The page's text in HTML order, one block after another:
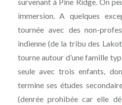
survenant à Pine Ridge. On
immersion. A quelques
tournée avec des non-
indienne (de la tribu des
tourne autour d’une famille
seule avec trois enfants,
termine ses études
(denrée prohibée car elle